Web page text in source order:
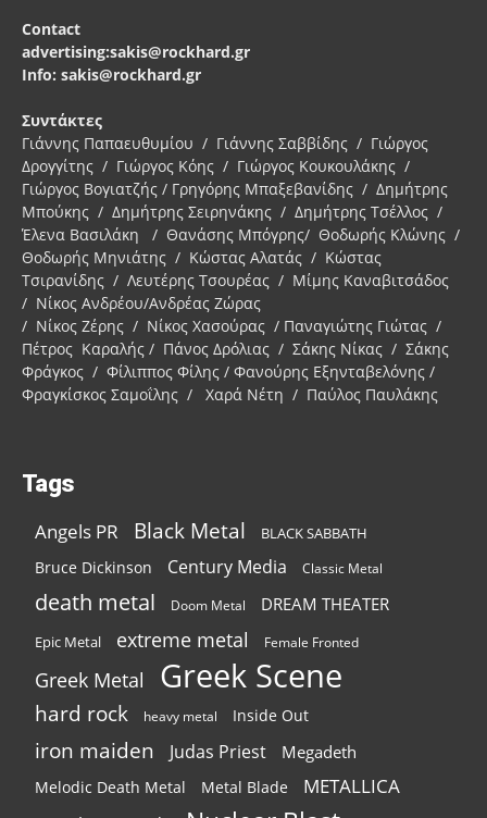
Contact
advertising:sakis@rockhard.gr
Info: sakis@rockhard.gr
Συντάκτες
Γιάννης Παπαευθυμίου / Γιάννης Σαββίδης / Γιώργος
Δρογγίτης / Γιώργος Κόης / Γιώργος Κουκουλάκης /
Γιώργος Βογιατζής / Γρηγόρης Μπαξεβανίδης / Δημήτρης
Μπούκης / Δημήτρης Σειρηνάκης / Δημήτρης Τσέλλος /
Έλενα Βασιλάκη / Θανάσης Μπόγρης/ Θοδωρής Κλώνης /
Θοδωρής Μηνιάτης / Κώστας Αλατάς / Κώστας
Τσιρανίδης / Λευτέρης Τσουρέας / Μίμης Καναβιτσάδος
/ Νίκος Ανδρέου/Ανδρέας Ζώρας
/ Νίκος Ζέρης / Νίκος Χασούρας / Παναγιώτης Γιώτας /
Πέτρος Καραλής / Πάνος Δρόλιας / Σάκης Νίκας / Σάκης
Φράγκος / Φίλιππος Φίλης / Φανούρης Εξηνταβελόνης /
Φραγκίσκος Σαμοΐλης / Χαρά Νέτη / Παύλος Παυλάκης
Tags
Angels PR Black Metal BLACK SABBATH
Bruce Dickinson Century Media Classic Metal
death metal Doom Metal DREAM THEATER
Epic Metal extreme metal Female Fronted
Greek Metal Greek Scene
hard rock heavy metal Inside Out
iron maiden Judas Priest Megadeth
Melodic Death Metal Metal Blade METALLICA